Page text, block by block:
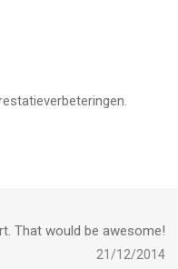
met #pikpok
voorwerpen met
uitschakelen in de
That would be awesome!
21/12/2014